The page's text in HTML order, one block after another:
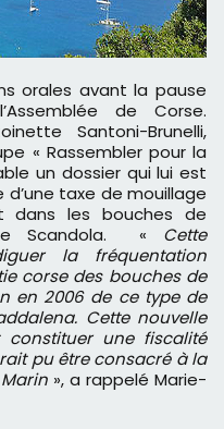
de Corse.
Santoni-Brunelli,
« Rassembler pour la
un dossier qui lui est
taxe de mouillage
dans les bouches de
Scandola. « Cette
la fréquentation
corse des bouches de
en 2006 de ce type de
Cette nouvelle
constituer une fiscalité
pu être consacré à la
», a rappelé Marie-